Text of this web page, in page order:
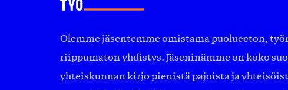
Olemme jäsentemme omistama puolueeton,
riippumaton yhdistys. Jäseninämme on koko
yhteiskunnan kirjo pienistä pajoista ja